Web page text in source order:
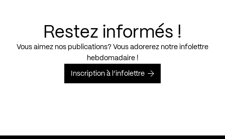
Restez informés !
Vous aimez nos publications? Vous adorerez notre infolettre
hebdomadaire !
Inscription à l’infolettre